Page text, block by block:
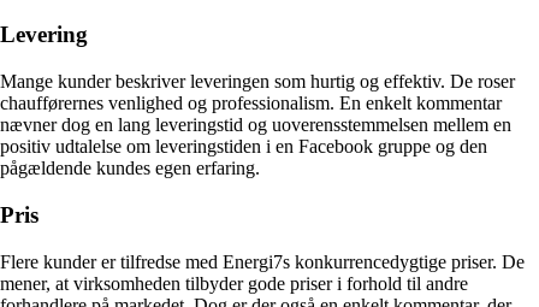
Levering
Mange kunder beskriver leveringen som hurtig og effektiv. De roser
chaufførernes venlighed og professionalism. En enkelt kommentar
nævner dog en lang leveringstid og uoverensstemmelsen mellem en
positiv udtalelse om leveringstiden i en Facebook gruppe og den
pågældende kundes egen erfaring.
Pris
Flere kunder er tilfredse med Energi7s konkurrencedygtige priser. De
mener, at virksomheden tilbyder gode priser i forhold til andre